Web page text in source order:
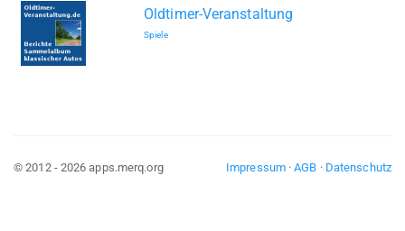
Oldtimer-Veranstaltung
Spiele
Impressum·AGB · Datenschutz
© 2012 - 2026 apps.merq.org